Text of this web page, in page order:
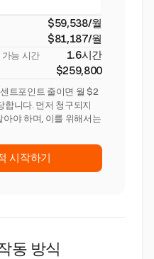
$59,538/월
$81,187/월
능 시간 1.6시간
$259,800
트포인트 줄이면 월 $2
니다. 먼저 청구되지
야 하며, 이를 위해서는
시작하기
동 방식